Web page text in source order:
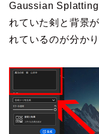
Gaussian Splatting
れていた剣と背景
れているのが分かり